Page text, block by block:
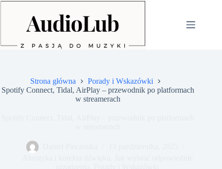
Przejdź
Strona główna
Porady i Wskazówki
Spotify Connect, Tidal, AirPlay – przewodnik po platformach
w streamerach